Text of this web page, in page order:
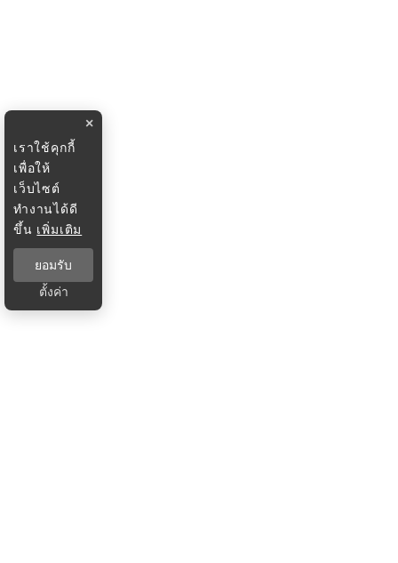
×
เราใช้คุกกี้
เพื่อให้
เว็บไซต์
ทำงานได้ดี
ขึ้น เพิ่มเติม
ยอมรับ
ตั้งค่า